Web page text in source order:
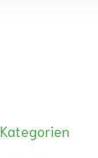
Kategorien